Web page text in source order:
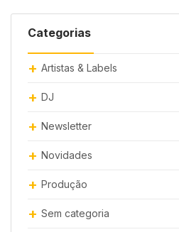
Categorias
Artistas & Labels
DJ
Newsletter
Novidades
Produção
Sem categoria